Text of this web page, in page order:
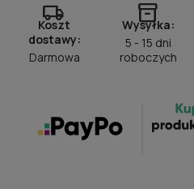
local_shipping
Koszt
dostawy:
Darmowa
inventory_2
Wysyłka:
5 - 15 dni
roboczych